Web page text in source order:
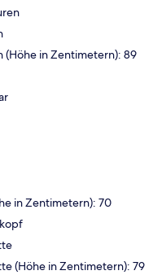
(Höhe in Zentimetern): 89
in Zentimetern): 70
(Höhe in Zentimetern): 79